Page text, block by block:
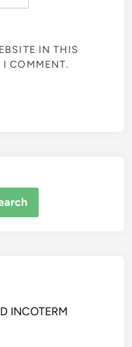
IN THIS
I COMMENT.
INCOTERM